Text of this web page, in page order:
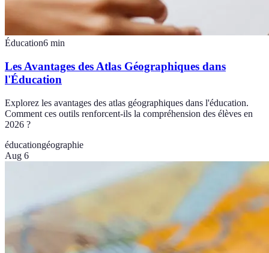
Éducation6 min
Les Avantages des Atlas Géographiques dans
l'Éducation
Explorez les avantages des atlas géographiques dans l'éducation.
Comment ces outils renforcent-ils la compréhension des élèves en
2026 ?
éducationgéographie
Aug 6